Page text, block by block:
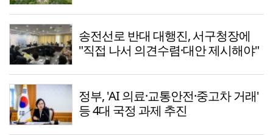
송전선로 반대 대행진, 서구청장에
"직접 나서 의견수렴·대안 제시해야"
정부, 'AI 의료·교통안전·중고차 거래'
등 4대 국정 과제 추진